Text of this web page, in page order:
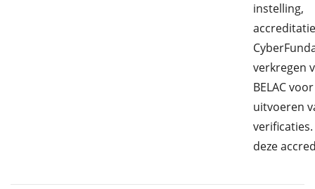
instelling,
verkregen
BELAC
uitvoeren
deze